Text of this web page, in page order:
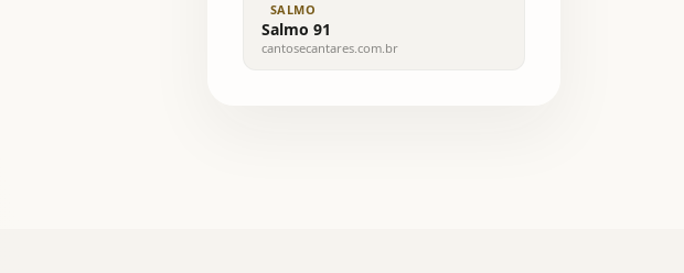
SALMO
Salmo 91
cantosecantares.com.br